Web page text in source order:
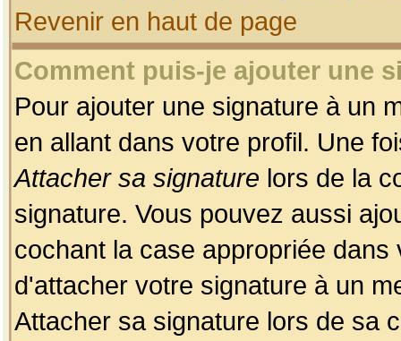
Revenir en haut de page
Comment puis-je ajouter une
Pour ajouter une signature à un
en allant dans votre profil. Une
Attacher sa signature lors de la
signature. Vous pouvez aussi
cochant la case appropriée
d'attacher votre signature à un
Attacher sa signature lors de sa